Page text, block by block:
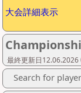
大会詳細表示
最終更新日
Search for player